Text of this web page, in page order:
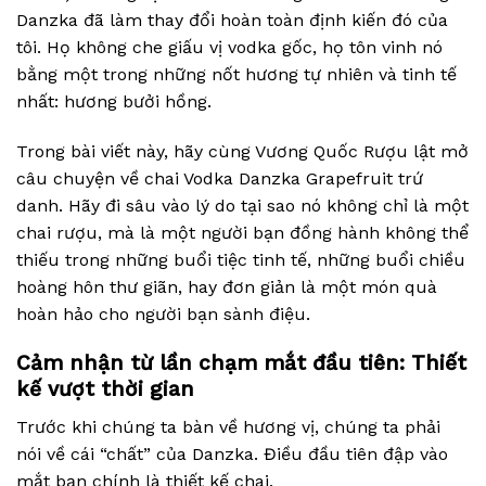
Danzka đã làm thay đổi hoàn toàn định kiến đó của
tôi. Họ không che giấu vị vodka gốc, họ tôn vinh nó
bằng một trong những nốt hương tự nhiên và tinh tế
nhất: hương bưởi hồng.
Trong bài viết này, hãy cùng Vương Quốc Rượu lật mở
câu chuyện về chai Vodka Danzka Grapefruit trứ
danh. Hãy đi sâu vào lý do tại sao nó không chỉ là một
chai rượu, mà là một người bạn đồng hành không thể
thiếu trong những buổi tiệc tinh tế, những buổi chiều
hoàng hôn thư giãn, hay đơn giản là một món quà
hoàn hảo cho người bạn sành điệu.
Cảm nhận từ lần chạm mắt đầu tiên: Thiết
kế vượt thời gian
Trước khi chúng ta bàn về hương vị, chúng ta phải
nói về cái “chất” của Danzka. Điều đầu tiên đập vào
mắt bạn chính là thiết kế chai.